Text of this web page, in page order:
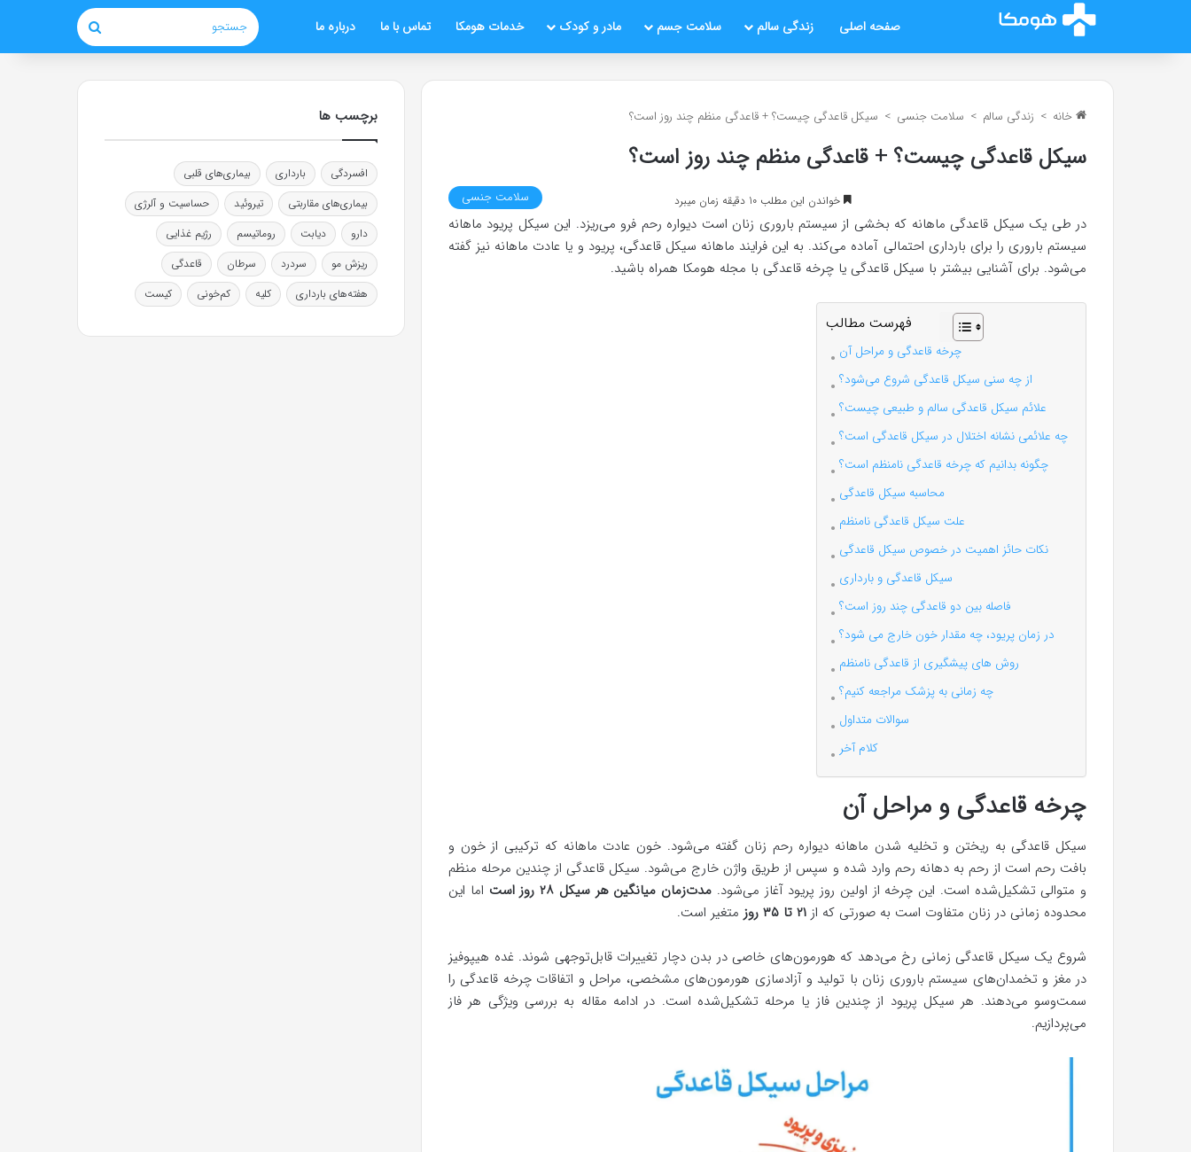
صفحه اصلی زندگی سالم سلامت جسم مادر و کودک خدمات هومکا تماس با ما درباره ما جستجو
خانه > زندگی سالم > سلامت جنسی > سیکل قاعدگی چیست؟ + قاعدگی منظم چند روز است؟
سیکل قاعدگی چیست؟ + قاعدگی منظم چند روز است؟
خواندن این مطلب 10 دقیقه زمان میبرد سلامت جنسی
در طی یک سیکل قاعدگی ماهانه که بخشی از سیستم باروری زنان است دیواره رحم فرو می‌ریزد. این سیکل پریود ماهانه
سیستم باروری را برای بارداری احتمالی آماده می‌کند. به این فرایند ماهانه سیکل قاعدگی، پریود و یا عادت ماهانه نیز گفته
می‌شود. برای آشنایی بیشتر با سیکل قاعدگی یا چرخه قاعدگی با مجله هومکا همراه باشید.
فهرست مطالب
چرخه قاعدگی و مراحل آن
از چه سنی سیکل قاعدگی شروع می‌شود؟
علائم سیکل قاعدگی سالم و طبیعی چیست؟
چه علائمی نشانه اختلال در سیکل قاعدگی است؟
چگونه بدانیم که چرخه قاعدگی نامنظم است؟
محاسبه سیکل قاعدگی
علت سیکل قاعدگی نامنظم
نکات حائز اهمیت در خصوص سیکل قاعدگی
سیکل قاعدگی و بارداری
فاصله بین دو قاعدگی چند روز است؟
در زمان پریود، چه مقدار خون خارج می شود؟
روش های پیشگیری از قاعدگی نامنظم
چه زمانی به پزشک مراجعه کنیم؟
سوالات متداول
کلام آخر
چرخه قاعدگی و مراحل آن
سیکل قاعدگی به ریختن و تخلیه شدن ماهانه دیواره رحم زنان گفته می‌شود. خون عادت ماهانه که ترکیبی از خون و
بافت رحم است از رحم به دهانه رحم وارد شده و سپس از طریق واژن خارج می‌شود. سیکل قاعدگی از چندین مرحله منظم
و متوالی تشکیل‌شده است. این چرخه از اولین روز پریود آغاز می‌شود. مدت‌زمان میانگین هر سیکل ۲۸ روز است
اما این
محدوده زمانی در زنان متفاوت است به صورتی که از ۲۱ تا ۳۵ روز متغیر است.
شروع یک سیکل قاعدگی زمانی رخ می‌دهد که هورمون‌های خاصی در بدن دچار تغییرات قابل‌توجهی شوند. غده هیپوفیز
در مغز و تخمدان‌های سیستم باروری زنان با تولید و آزادسازی هورمون‌های مشخصی، مراحل و اتفاقات چرخه قاعدگی را
سمت‌وسو می‌دهند. هر سیکل پریود از چندین فاز یا مرحله تشکیل‌شده است. در ادامه مقاله به بررسی ویژگی هر فاز
می‌پردازیم.
برچسب ها
افسردگی بارداری
بیماری‌های قلبی
بیماری‌های مقاربتی
تیروئید
حساسیت و آلرژی
دارو
دیابت روماتیسم
رژیم غذایی
ریزش مو
سردرد سرطان
قاعدگی
هفته‌های بارداری
کلیه کم‌خونی کیست